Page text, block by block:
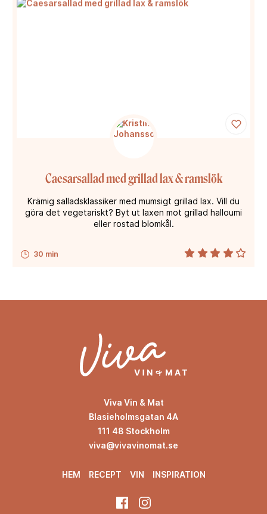
30 min
Caesarsallad med grillad lax & ramslök
Krämig salladsklassiker med mumsigt grillad lax. Vill du
göra det vegetariskt? Byt ut laxen mot grillad halloumi
eller rostad blomkål.
Viva Vin & Mat
Blasieholmsgatan 4A
111 48 Stockholm
viva@vivavinomat.se
HEM RECEPT VIN INSPIRATION